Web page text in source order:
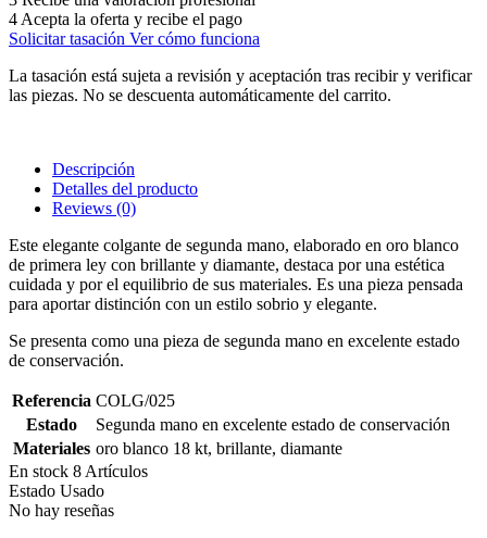
4 Acepta la oferta y recibe el pago
Solicitar tasación Ver cómo funciona
La tasación está sujeta a revisión y aceptación tras recibir y verificar
las piezas. No se descuenta automáticamente del carrito.
Descripción
Detalles del producto
Reviews (0)
Este elegante colgante de segunda mano, elaborado en oro blanco
de primera ley con brillante y diamante, destaca por una estética
cuidada y por el equilibrio de sus materiales. Es una pieza pensada
para aportar distinción con un estilo sobrio y elegante.
Se presenta como una pieza de segunda mano en excelente estado
de conservación.
Referencia COLG/025
Estado
Segunda mano en excelente estado de conservación
Materiales oro blanco 18 kt, brillante, diamante
En stock 8 Artículos
Estado Usado
No hay reseñas